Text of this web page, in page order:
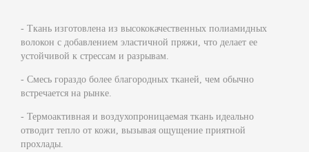
- Ткань изготовлена из высококачественных полиамидных
волокон с добавлением эластичной пряжи, что делает ее
устойчивой к стрессам и разрывам.
- Смесь гораздо более благородных тканей, чем обычно
встречается на рынке.
- Термоактивная и воздухопроницаемая ткань идеально
отводит тепло от кожи, вызывая ощущение приятной
прохлады.